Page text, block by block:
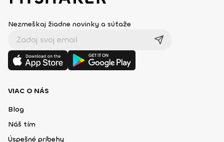
Nezmeškaj žiadne novinky a súťaže
VIAC O NÁS
Blog
Náš tím
Úspešné príbehy